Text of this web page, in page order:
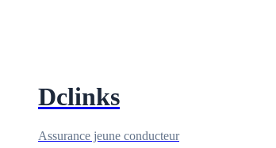
Dclinks
Assurance jeune conducteur